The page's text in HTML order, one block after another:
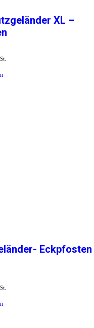
XL –
Eckpfosten